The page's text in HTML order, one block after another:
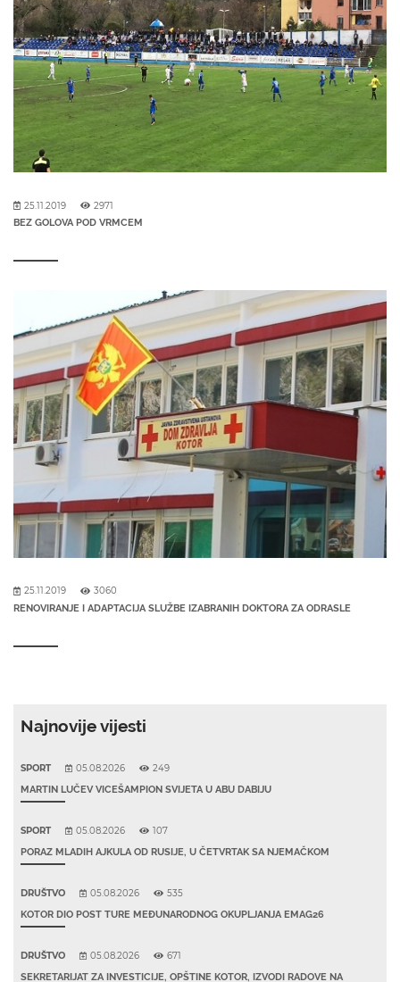
25.11.2019 2971
BEZ GOLOVA POD VRMCEM
25.11.2019 3060
RENOVIRANJE I ADAPTACIJA SLUŽBE IZABRANIH DOKTORA ZA ODRASLE
Najnovije vijesti
SPORT 05.08.2026 249
MARTIN LUČEV VICEŠAMPION SVIJETA U ABU DABIJU
SPORT 05.08.2026 107
PORAZ MLADIH AJKULA OD RUSIJE, U ČETVRTAK SA NJEMAČKOM
DRUŠTVO 05.08.2026 535
KOTOR DIO POST TURE MEĐUNARODNOG OKUPLJANJA EMAG26
DRUŠTVO 05.08.2026 671
SEKRETARIJAT ZA INVESTICIJE, OPŠTINE KOTOR, IZVODI RADOVE NA